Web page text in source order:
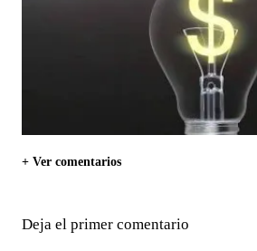
+ Ver comentarios
Deja el primer comentario